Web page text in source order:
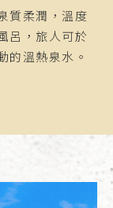
質柔潤，溫度
呂，旅人可於
的溫熱泉水。